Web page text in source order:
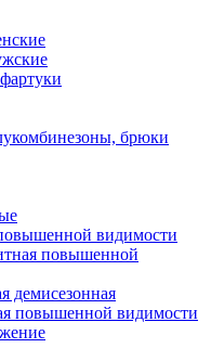
брюки
видимости
повышенной
демисезонная
повышенной видимости